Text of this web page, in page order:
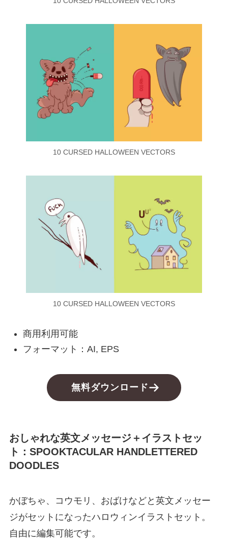
10 CURSED HALLOWEEN VECTORS
10 CURSED HALLOWEEN VECTORS
商用利用可能
フォーマット：AI, EPS
無料ダウンロード
おしゃれな英文メッセージ＋イラストセッ
ト：SPOOKTACULAR HANDLETTERED
DOODLES
かぼちゃ、コウモリ、おばけなどと英文メッセー
ジがセットになったハロウィンイラストセット。
自由に編集可能です。